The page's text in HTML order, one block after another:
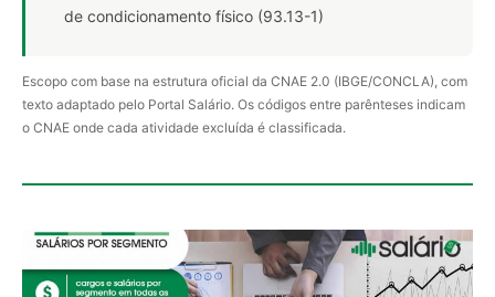
de condicionamento físico (93.13-1)
Escopo com base na estrutura oficial da CNAE 2.0 (IBGE/CONCLA), com
texto adaptado pelo Portal Salário. Os códigos entre parênteses indicam
o CNAE onde cada atividade excluída é classificada.